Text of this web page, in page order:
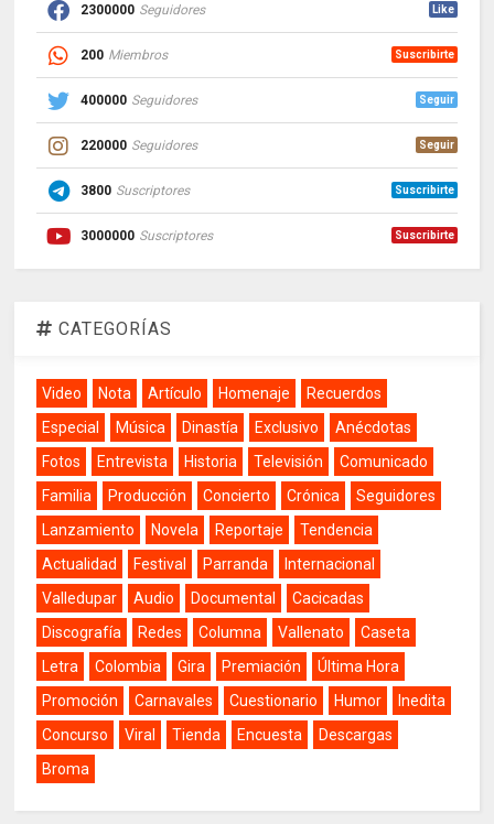
2300000 Seguidores Like
200 Miembros Suscribirte
400000 Seguidores Seguir
220000 Seguidores Seguir
3800 Suscriptores Suscribirte
3000000 Suscriptores Suscribirte
CATEGORÍAS
Video Nota Artículo Homenaje
Recuerdos
Especial
Música Dinastía Exclusivo
Anécdotas
Fotos
Entrevista Historia Televisión
Comunicado
Familia
Producción Concierto Crónica
Seguidores
Lanzamiento
Novela Reportaje
Tendencia
Actualidad
Festival Parranda
Internacional
Valledupar
Audio Documental
Cacicadas
Discografía
Redes Columna Vallenato
Caseta
Letra
Colombia Gira Premiación
Última Hora
Promoción
Carnavales Cuestionario Humor
Inedita
Concurso
Viral Tienda Encuesta
Descargas
Broma